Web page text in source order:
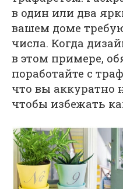
в один или два
вашем доме
числа. Когда
в этом примере,
поработайте с
что вы аккуратно
чтобы избежать